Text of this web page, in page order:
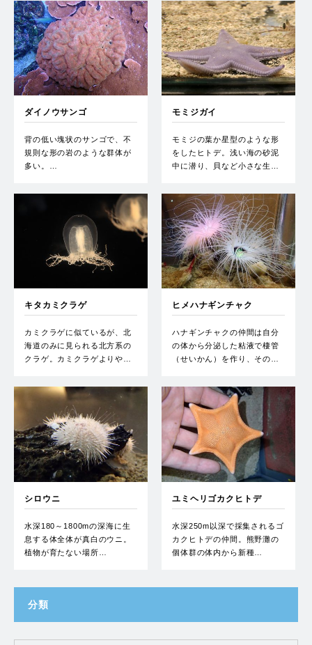
ダイノウサンゴ
背の低い塊状のサンゴで、不
規則な形の岩のような群体が
多い。…
モミジガイ
モミジの葉か星型のような形
をしたヒトデ。浅い海の砂泥
中に潜り、貝など小さな生…
キタカミクラゲ
カミクラゲに似ているが、北
海道のみに見られる北方系の
クラゲ。カミクラゲよりや…
ヒメハナギンチャク
ハナギンチャクの仲間は自分
の体から分泌した粘液で棲管
（せいかん）を作り、その…
シロウニ
水深180～1800mの深海に生
息する体全体が真白のウニ。
植物が育たない場所…
ユミヘリゴカクヒトデ
水深250m以深で採集されるゴ
カクヒトデの仲間。熊野灘の
個体群の体内から新種…
分類